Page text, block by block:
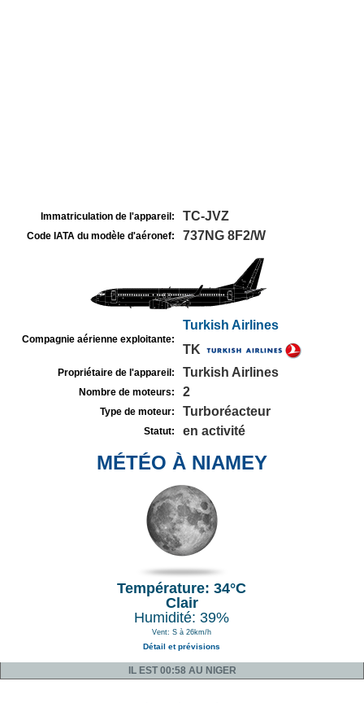
Immatriculation de l'appareil: TC-JVZ
Code IATA du modèle d'aéronef: 737NG 8F2/W
Compagnie aérienne exploitante:
Turkish Airlines
TK
Propriétaire de l'appareil: Turkish Airlines
Nombre de moteurs: 2
Type de moteur: Turboréacteur
Statut: en activité
MÉTÉO À NIAMEY
Température: 34°C
Clair
Humidité: 39%
Vent: S à 26km/h
Détail et prévisions
IL EST 00:58 AU NIGER